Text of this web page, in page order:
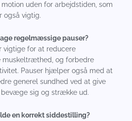
uden for arbejdstiden, som
også vigtig.
regelmæssige pauser?
vigtige for at reducere
muskeltræthed, og forbedre
Pauser hjælper også med at
generel sundhed ved at give
sig og strække ud.
en korrekt siddestilling?